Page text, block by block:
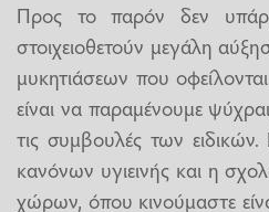
Προς το παρόν δεν
στοιχειοθετούν μεγάλη
μυκητιάσεων που
είναι να παραμένουμε
τις συμβουλές των
κανόνων υγιεινής και η
χώρων, όπου κινούμαστε